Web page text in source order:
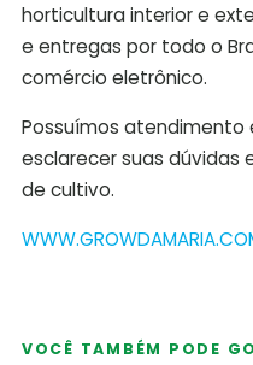
horticultura interior e
e entregas por todo o
comércio eletrônico.
Possuímos atendimento
esclarecer suas dúvidas
de cultivo.
VOCÊ TAMBÉM PODE